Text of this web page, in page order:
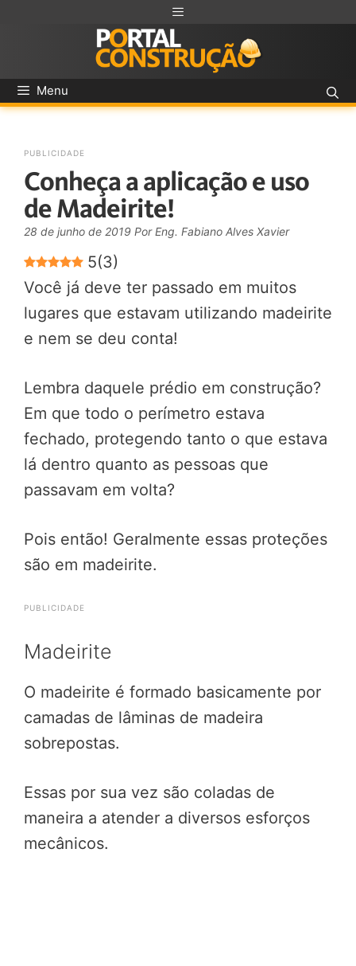
Menu
Conheça a aplicação e uso
de Madeirite!
28 de junho de 2019 PorEng. Fabiano Alves Xavier
5(3)
Você já deve ter passado em muitos
lugares que estavam utilizando madeirite
e nem se deu conta!
Lembra daquele prédio em construção?
Em que todo o perímetro estava
fechado, protegendo tanto o que estava
lá dentro quanto as pessoas que
passavam em volta?
Pois então! Geralmente essas proteções
são em madeirite.
PUBLICIDADE
Madeirite
O madeirite é formado basicamente por
camadas de lâminas de madeira
sobrepostas.
Essas por sua vez são coladas de
maneira a atender a diversos esforços
mecânicos.
PUBLICIDADE